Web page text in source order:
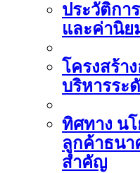
ประวัติกา
และค่านิย
โครงสร้า
บริหารระ
ทิศทาง น
ลูกค้าธนา
สำคัญ